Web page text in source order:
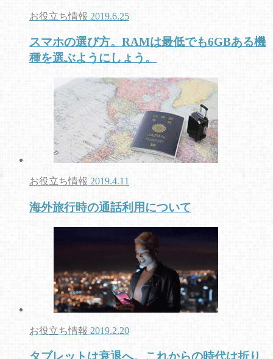
お役立ち情報 2019.6.25
スマホの選び方。RAMは最低でも6GBある機
種を選ぶようにしょう。
お役立ち情報 2019.4.11
海外旅行時の通話利用について
お役立ち情報 2019.2.20
タブレットは衰退へ。これからの時代は折り